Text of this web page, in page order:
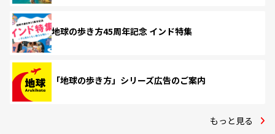
地球の歩き方45周年記念 インド特集
「地球の歩き方」シリーズ広告のご案内
もっと見る